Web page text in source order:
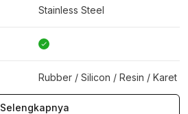
Stainless Steel
Rubber / Silicon / Resin / Karet
Selengkapnya